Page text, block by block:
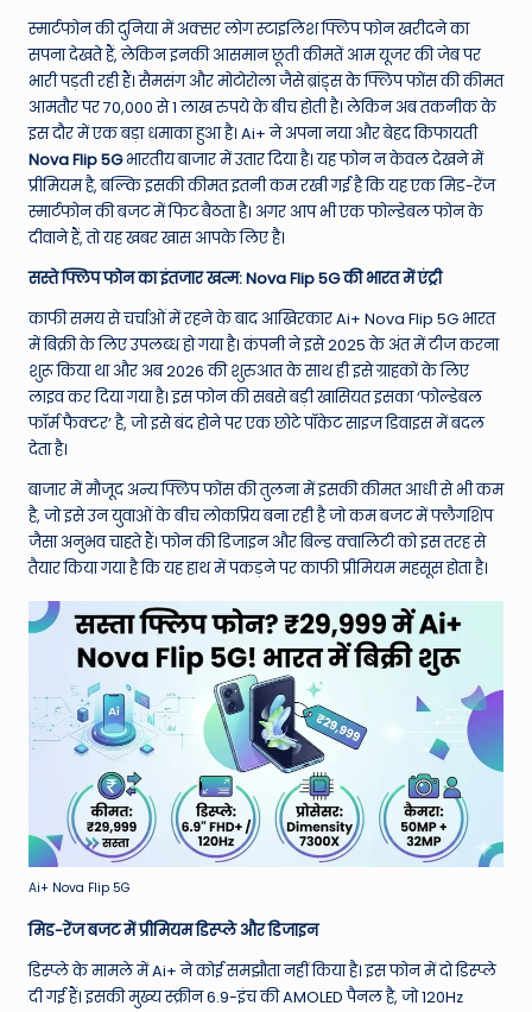
ro
u
n
d
T
h
e
W
o
rl
d
स्मार्टफोन की दुनिया में अक्सर लोग स्टाइलिश फ्लिप फोन खरीदने का
सपना देखते हैं, लेकिन इनकी आसमान छूती कीमतें आम यूजर की जेब पर
भारी पड़ती रही हैं। सैमसंग और मोटोरोला जैसे ब्रांड्स के फ्लिप फोंस की कीमत
आमतौर पर 70,000 से 1 लाख रुपये के बीच होती है। लेकिन अब तकनीक के
इस दौर में एक बड़ा धमाका हुआ है। Ai+ ने अपना नया और बेहद किफायती
Nova Flip 5Gभारतीय बाजार में उतार दिया है। यह फोन न केवल देखने में
प्रीमियम है, बल्कि इसकी कीमत इतनी कम रखी गई है कि यह एक मिड-रेंज
स्मार्टफोन की बजट में फिट बैठता है। अगर आप भी एक फोल्डेबल फोन के
दीवाने हैं, तो यह खबर खास आपके लिए है।
सस्ते फ्लिप फोन का इंतजार खत्म: Nova Flip 5G की भारत में एंट्री
काफी समय से चर्चाओं में रहने के बाद आखिरकार Ai+ Nova Flip 5G भारत
में बिक्री के लिए उपलब्ध हो गया है। कंपनी ने इसे 2025 के अंत में टीज करना
शुरू किया था और अब 2026 की शुरुआत के साथ ही इसे ग्राहकों के लिए
लाइव कर दिया गया है। इस फोन की सबसे बड़ी खासियत इसका ‘फोल्डेबल
फॉर्म फैक्टर’ है, जो इसे बंद होने पर एक छोटे पॉकेट साइज डिवाइस में बदल
देता है।
बाजार में मौजूद अन्य फ्लिप फोंस की तुलना में इसकी कीमत आधी से भी कम
है, जो इसे उन युवाओं के बीच लोकप्रिय बना रही है जो कम बजट में फ्लैगशिप
जैसा अनुभव चाहते हैं। फोन की डिजाइन और बिल्ड क्वालिटी को इस तरह से
तैयार किया गया है कि यह हाथ में पकड़ने पर काफी प्रीमियम महसूस होता है।
Ai+ Nova Flip 5G
मिड-रेंज बजट में प्रीमियम डिस्प्ले और डिजाइन
डिस्प्ले के मामले में Ai+ ने कोई समझौता नहीं किया है। इस फोन में दो डिस्प्ले
दी गई हैं। इसकी मुख्य स्क्रीन 6.9-इंच की AMOLED पैनल है, जो 120Hz